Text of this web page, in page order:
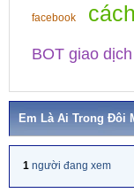
facebook
BOT giao dịch
Em Là Ai Trong Đôi
1 người đang xem